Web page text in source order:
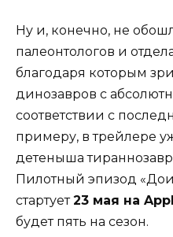
Ну и, конечно, не
палеонтологов и
благодаря которым
динозавров с
соответствии с
примеру, в трейлере
детеныша
Пилотный эпизод
стартует23 мая на
будет пять на сезон.